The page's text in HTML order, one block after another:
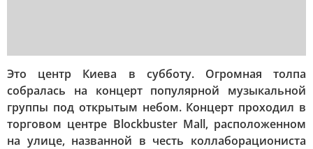
Это центр Киева в субботу. Огромная толпа
собралась на концерт популярной музыкальной
группы под открытым небом. Концерт проходил в
торговом центре Blockbuster Mall, расположенном
на улице, названной в честь коллаборациониста